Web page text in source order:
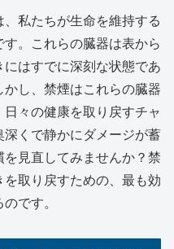
私たちが生命を維持する
。これらの臓器は表から
はすでに深刻な状態であ
し、禁煙はこれらの臓器
々の健康を取り戻すチャ
くで静かにダメージが蓄
見直してみませんか？禁
取り戻すための、最も効
です。